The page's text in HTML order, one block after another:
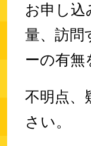
お申し
量、訪問
ーの有無
不明点、
さい。